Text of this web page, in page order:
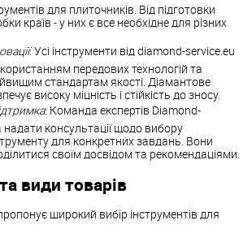
для плиточників. Від підготовки
країв - у них є все необхідне для різних
: Усі інструменти від diamond-service.eu
передових технологій та
стандартам якості. Діамантове
високу міцність і стійкість до зносу.
: Команда експертів Diamond-
надати консультації щодо вибору
для конкретних завдань. Вони
своїм досвідом та рекомендаціями.
види товарів
широкий вибір інструментів для